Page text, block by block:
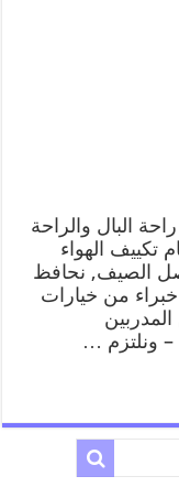
البال والراحة
تكييف الهواء
الصيف, نحافظ
من خيارات
– ونلتزم …